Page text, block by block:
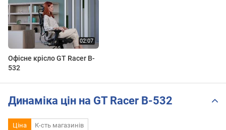
Офісне крісло GT Racer B-
532
Динаміка цін на GT Racer B-532
Ціна К-сть магазинів